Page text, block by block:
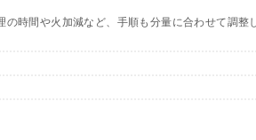
時間や火加減など、手順も分量に合わせて調整